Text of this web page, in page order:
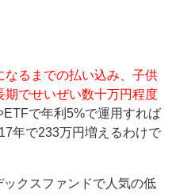
るまでの払い込み、子供
期でせいぜい数十万円程度
ETFで年利5%で運用すれば
年で233万円増えるわけで
クスファンドで人気の低